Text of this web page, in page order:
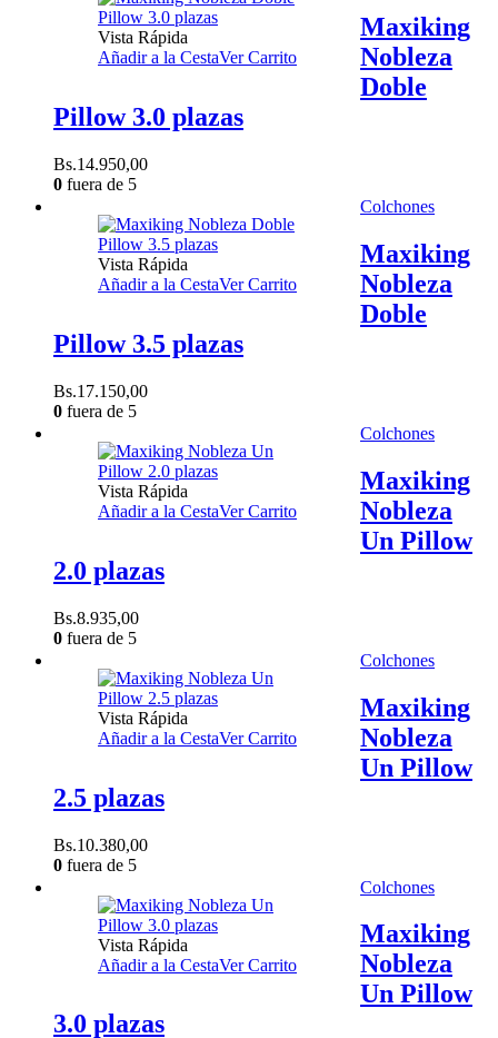
Vista Rápida
Añadir a la CestaVer Carrito
Maxiking
Nobleza
Doble
Pillow 3.0 plazas
Bs.14.950,00
0 fuera de 5
Vista Rápida
Añadir a la CestaVer Carrito
Colchones
Maxiking
Nobleza
Doble
Pillow 3.5 plazas
Bs.17.150,00
0 fuera de 5
Vista Rápida
Añadir a la CestaVer Carrito
Colchones
Maxiking
Nobleza
Un Pillow
2.0 plazas
Bs.8.935,00
0 fuera de 5
Vista Rápida
Añadir a la CestaVer Carrito
Colchones
Maxiking
Nobleza
Un Pillow
2.5 plazas
Bs.10.380,00
0 fuera de 5
Vista Rápida
Añadir a la CestaVer Carrito
Colchones
Maxiking
Nobleza
Un Pillow
3.0 plazas